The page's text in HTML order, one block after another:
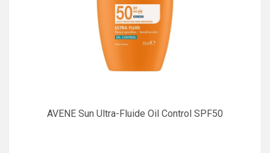
AVENE Sun Ultra-Fluide Oil Control SPF50